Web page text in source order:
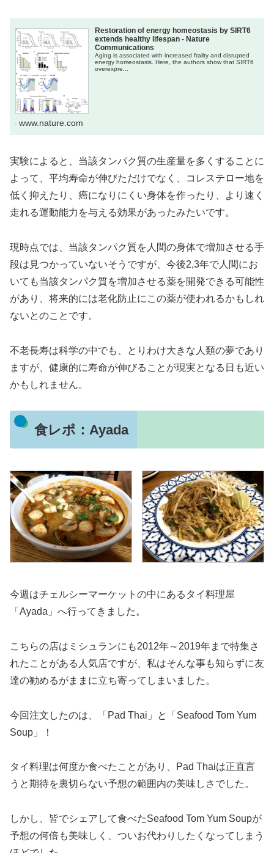
Restoration of energy homeostasis by SIRT6
extends healthy lifespan - Nature
Communications
Aging is associated with increased frailty and disrupted
energy homeostasis. Here, the authors show that SIRT6
overexpre...
www.nature.com
実験によると、当該タンパク質の生産量を多くすることに
よって、平均寿命が伸びただけでなく、コレステロー地を
低く抑えたり、癌になりにくい身体を作ったり、より速く
走れる運動能力を与える効果があったみたいです。
現時点では、当該タンパク質を人間の身体で増加させる手
段は見つかっていないそうですが、今後2,3年で人間にお
いても当該タンパク質を増加させる薬を開発できる可能性
があり、将来的には老化防止にこの薬が使われるかもしれ
ないとのことです。
不老長寿は科学の中でも、とりわけ大きな人類の夢であり
ますが、健康的に寿命が伸びることが現実となる日も近い
かもしれません。
食レポ：Ayada
今週はチェルシーマーケットの中にあるタイ料理屋
「Ayada」へ行ってきました。
こちらの店はミシュランにも2012年～2019年まで特集さ
れたことがある人気店ですが、私はそんな事も知らずに友
達の勧めるがままに立ち寄ってしまいました。
今回注文したのは、「Pad Thai」と「Seafood Tom Yum
Soup」！
タイ料理は何度か食べたことがあり、Pad Thaiは正直言
うと期待を裏切らない予想の範囲内の美味しさでした。
しかし、皆でシェアして食べたSeafood Tom Yum Soupが
予想の何倍も美味しく、ついお代わりしたくなってしまう